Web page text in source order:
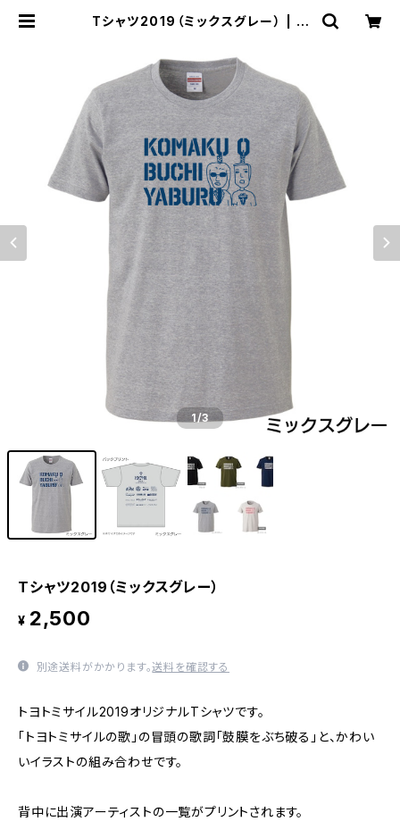
Tシャツ2019（ミックスグレー） | ト
1/3
Tシャツ2019（ミックスグレー）
¥ 2,500
別途送料がかかります。送料を確認する
トヨトミサイル2019オリジナルTシャツです。
「トヨトミサイルの歌」の冒頭の歌詞「鼓膜をぶち破る」と、かわい
いイラストの組み合わせです。
背中に出演アーティストの一覧がプリントされます。